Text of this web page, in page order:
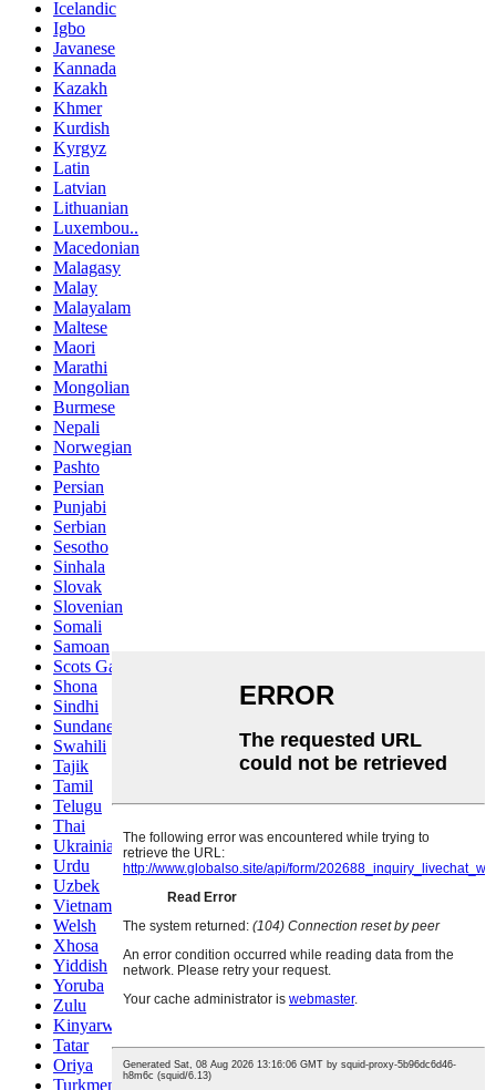
Icelandic
Igbo
Javanese
Kannada
Kazakh
Khmer
Kurdish
Kyrgyz
Latin
Latvian
Lithuanian
Luxembou..
Macedonian
Malagasy
Malay
Malayalam
Maltese
Maori
Marathi
Mongolian
Burmese
Nepali
Norwegian
Pashto
Persian
Punjabi
Serbian
Sesotho
Sinhala
Slovak
Slovenian
Somali
Samoan
Scots Gaelic
Shona
Sindhi
Sundanese
Swahili
Tajik
Tamil
Telugu
Thai
Ukrainian
Urdu
Uzbek
Vietnamese
Welsh
Xhosa
Yiddish
Yoruba
Zulu
Kinyarwanda
Tatar
Oriya
Turkmen